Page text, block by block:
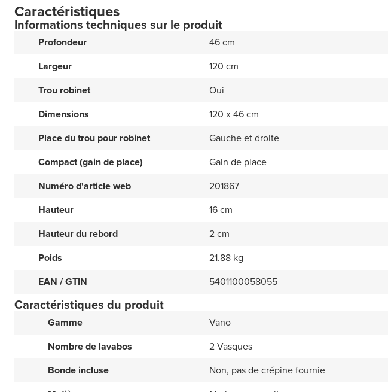
Caractéristiques
Informations techniques sur le produit
Profondeur
46 cm
Largeur
120 cm
Trou robinet
Oui
Dimensions
120 x 46 cm
Place du trou pour robinet
Gauche et droite
Compact (gain de place)
Gain de place
Numéro d'article web
201867
Hauteur
16 cm
Hauteur du rebord
2 cm
Poids
21.88 kg
EAN / GTIN
5401100058055
Caractéristiques du produit
Gamme
Vano
Nombre de lavabos
2 Vasques
Bonde incluse
Non, pas de crépine fournie